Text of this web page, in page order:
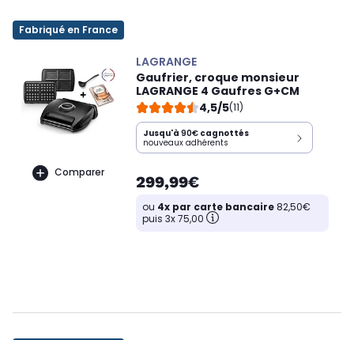
Fabriqué en France
Comparer
LAGRANGE
Gaufrier, croque monsieur
LAGRANGE 4 Gaufres G+CM
4,5/5(11)
Jusqu'à 90€ cagnottés
nouveaux adhérents
299,99€
ou 4x par carte bancaire82,50€
puis 3x 75,00